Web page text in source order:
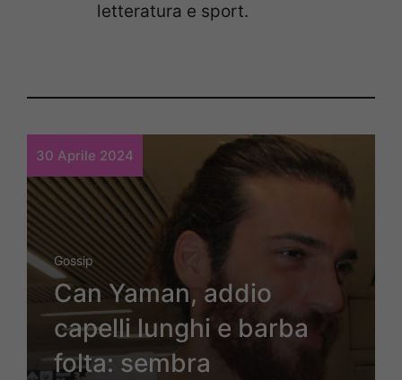
letteratura e sport.
30 Aprile 2024
Gossip
Can Yaman, addio
capelli lunghi e barba
folta: sembra